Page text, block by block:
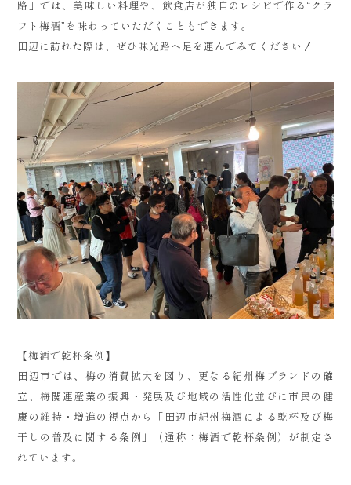
路」では、美味しい料理や、飲食店が独自のレシピで作る“クラ
フト梅酒”を味わっていただくこともできます。
田辺に訪れた際は、ぜひ味光路へ足を運んでみてください！
【梅酒で乾杯条例】
田辺市では、梅の消費拡大を図り、更なる紀州梅ブランドの確
立、梅関連産業の振興・発展及び地域の活性化並びに市民の健
康の維持・増進の視点から「田辺市紀州梅酒による乾杯及び梅
干しの普及に関する条例」（通称：梅酒で乾杯条例）が制定さ
れています。